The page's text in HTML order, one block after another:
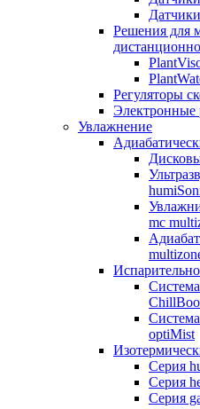
Решения для
Регуляторы
Электронные
Увлажнение
mc
optiMist
Серия
Серия
Серия